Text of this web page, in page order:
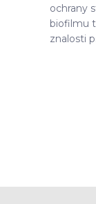
ochrany
biofilmu
znalosti